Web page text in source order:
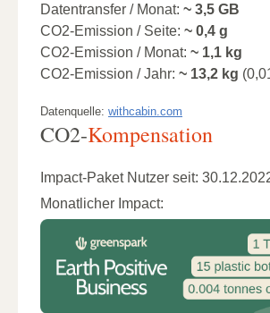
Datentransfer / Monat: ~ 3,5 GB
CO2-Emission / Seite: ~ 0,4 g
CO2-Emission / Monat: ~ 1,1 kg
CO2-Emission / Jahr: ~ 13,2 kg
Datenquelle: withcabin.com
CO2-Kompensation
Impact-Paket Nutzer seit:
Monatlicher Impact: